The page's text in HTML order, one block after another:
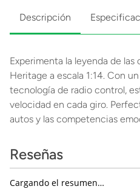
Descripción
Experimenta la leyenda de las
Heritage a escala 1:14. Con
tecnología de radio control,
velocidad en cada giro.
autos y las competencias
Reseñas
Cargando el resumen…